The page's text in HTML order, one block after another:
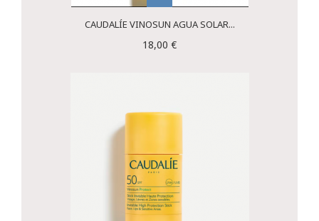
CAUDALÍE VINOSUN AGUA SOLAR...
18,00 €